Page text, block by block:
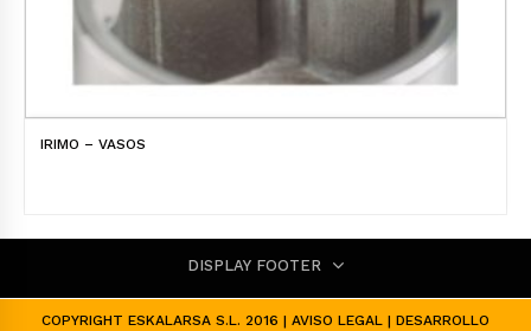
IRIMO – VASOS
DISPLAY FOOTER
COPYRIGHT ESKALARSA S.L. 2016 | AVISO LEGAL | DESARROLLO